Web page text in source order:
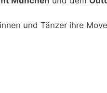
und Tänzer ihre